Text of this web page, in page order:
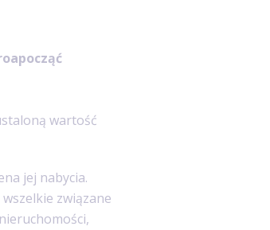
wartość
jej nabycia.
związane